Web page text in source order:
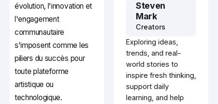
évolution, l'innovation et
l'engagement
communautaire
s'imposent comme les
piliers du succès pour
toute plateforme
artistique ou
technologique.
Steven
Mark
Creators
Exploring ideas,
trends, and real-
world stories to
inspire fresh thinking,
support daily
learning, and help